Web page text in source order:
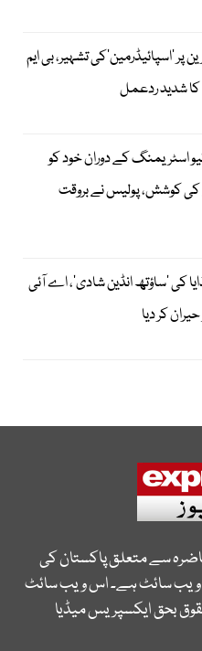
پر ’اسپائیڈرمین‘کی تشہیر، بی ایم
کا شدید ردعمل
اسٹریمنگ کے دوران خود کو
کی کوشش، پولیس نے بروقت
کی ’ساؤتھ انڈین شادی‘، اے آئی
کر دیا
سے متعلق پاکستان کی
ویب سائٹ ہے۔ اس ویب سائٹ
بحق ایکسپریس میڈیا